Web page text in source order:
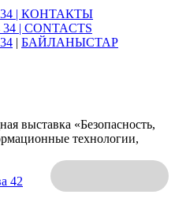
| КОНТАКТЫ
| CONTACTS
| БАЙЛАНЫСТАР
выставка «Безопасность,
технологии,
42